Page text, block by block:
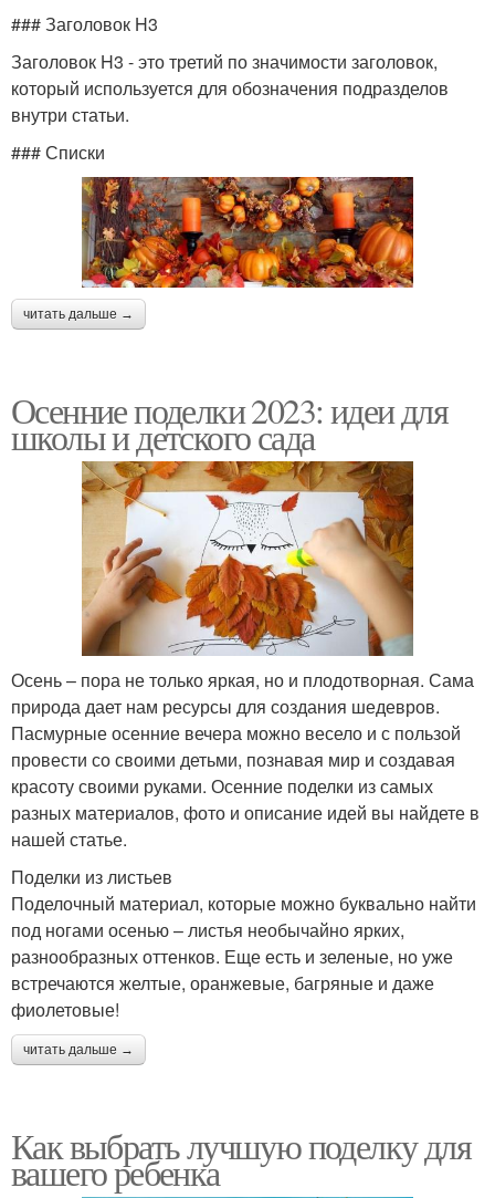
### Заголовок H3
Заголовок H3 - это третий по значимости заголовок,
который используется для обозначения подразделов
внутри статьи.
### Списки
читать дальше →
Осенние поделки 2023: идеи для
школы и детского сада
Осень – пора не только яркая, но и плодотворная. Сама
природа дает нам ресурсы для создания шедевров.
Пасмурные осенние вечера можно весело и с пользой
провести со своими детьми, познавая мир и создавая
красоту своими руками. Осенние поделки из самых
разных материалов, фото и описание идей вы найдете в
нашей статье.
Поделки из листьев
Поделочный материал, которые можно буквально найти
под ногами осенью – листья необычайно ярких,
разнообразных оттенков. Еще есть и зеленые, но уже
встречаются желтые, оранжевые, багряные и даже
фиолетовые!
читать дальше →
Как выбрать лучшую поделку для
вашего ребенка